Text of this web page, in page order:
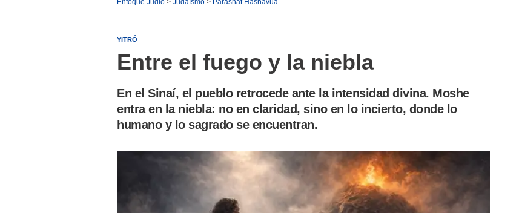
Enfoque Judío >Judaísmo > Parashat Hashavúa
YITRÓ
Entre el fuego y la niebla
En el Sinaí, el pueblo retrocede ante la intensidad divina. Moshe
entra en la niebla: no en claridad, sino en lo incierto, donde lo
humano y lo sagrado se encuentran.